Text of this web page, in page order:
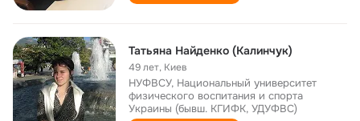
Татьяна Найденко (Калинчук)
49 лет, Киев
НУФВСУ, Национальный университет
физического воспитания и спорта
Украины (бывш. КГИФК, УДУФВС)